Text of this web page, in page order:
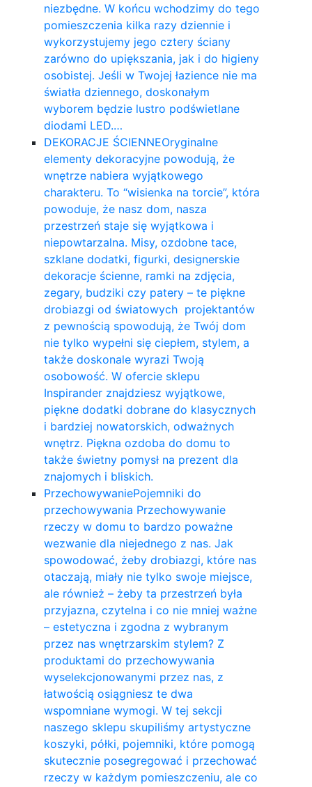
niezbędne. W końcu wchodzimy do tego
pomieszczenia kilka razy dziennie i
wykorzystujemy jego cztery ściany
zarówno do upiększania, jak i do higieny
osobistej. Jeśli w Twojej łazience nie ma
światła dziennego, doskonałym
wyborem będzie lustro podświetlane
diodami LED.…
DEKORACJE ŚCIENNEOryginalne
elementy dekoracyjne powodują, że
wnętrze nabiera wyjątkowego
charakteru. To “wisienka na torcie”, która
powoduje, że nasz dom, nasza
przestrzeń staje się wyjątkowa i
niepowtarzalna. Misy, ozdobne tace,
szklane dodatki, figurki, designerskie
dekoracje ścienne, ramki na zdjęcia,
zegary, budziki czy patery – te piękne
drobiazgi od światowych projektantów
z pewnością spowodują, że Twój dom
nie tylko wypełni się ciepłem, stylem, a
także doskonale wyrazi Twoją
osobowość. W ofercie sklepu
Inspirander znajdziesz wyjątkowe,
piękne dodatki dobrane do klasycznych
i bardziej nowatorskich, odważnych
wnętrz. Piękna ozdoba do domu to
także świetny pomysł na prezent dla
znajomych i bliskich.
PrzechowywaniePojemniki do
przechowywania Przechowywanie
rzeczy w domu to bardzo poważne
wezwanie dla niejednego z nas. Jak
spowodować, żeby drobiazgi, które nas
otaczają, miały nie tylko swoje miejsce,
ale również – żeby ta przestrzeń była
przyjazna, czytelna i co nie mniej ważne
– estetyczna i zgodna z wybranym
przez nas wnętrzarskim stylem? Z
produktami do przechowywania
wyselekcjonowanymi przez nas, z
łatwością osiągniesz te dwa
wspomniane wymogi. W tej sekcji
naszego sklepu skupiliśmy artystyczne
koszyki, półki, pojemniki, które pomogą
skutecznie posegregować i przechować
rzeczy w każdym pomieszczeniu, ale co